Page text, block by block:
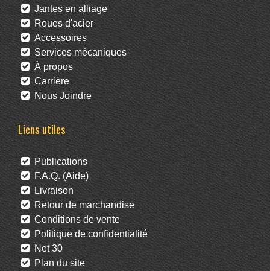
Jantes en alliage
Roues d'acier
Accessoires
Services mécaniques
À propos
Carrière
Nous Joindre
Liens utiles
Publications
F.A.Q. (Aide)
Livraison
Retour de marchandise
Conditions de vente
Politique de confidentialité
Net 30
Plan du site